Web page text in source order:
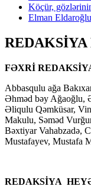
Köçür,
Elman
FƏXRİ
Abbasqulu ağa
Əhməd bəy Ağaoğlu,
Əliqulu Qəmküsar,
Makulu, Səməd
Bəxtiyar Vahabzadə,
Mustafayev, Mustafa
REDAKSİYA